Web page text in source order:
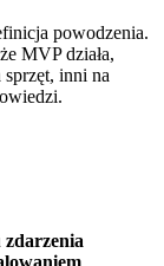
powodzenia.
MVP działa,
inni na